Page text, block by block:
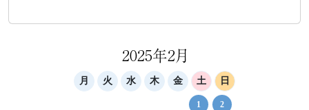
2025年2月
月 火 水 木 金 土 日
1 2